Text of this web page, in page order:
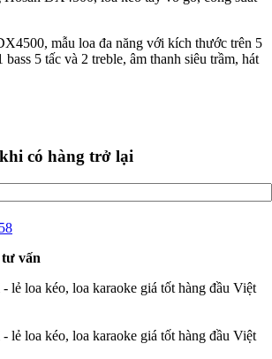
mẫu loa đa năng với kích thước trên 5
5 tấc và 2 treble, âm thanh siêu trầm, hát
có hàng trở lại
vấn